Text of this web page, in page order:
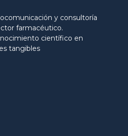
y consultoría
farmacéutico.
científico en
tangibles